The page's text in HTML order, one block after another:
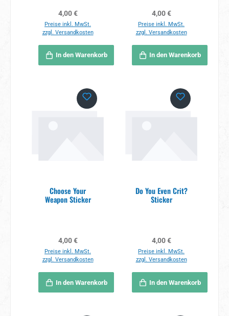
Regulärer Preis:
4,00 €
Preise inkl. MwSt.
zzgl. Versandkosten
In den Warenkorb
Regulärer Preis:
4,00 €
Preise inkl. MwSt.
zzgl. Versandkosten
In den Warenkorb
Choose Your
Weapon Sticker
Regulärer Preis:
4,00 €
Preise inkl. MwSt.
zzgl. Versandkosten
In den Warenkorb
Do You Even Crit?
Sticker
Regulärer Preis:
4,00 €
Preise inkl. MwSt.
zzgl. Versandkosten
In den Warenkorb